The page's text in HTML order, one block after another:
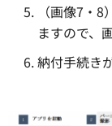
（画像7・
ますので、
納付手続き